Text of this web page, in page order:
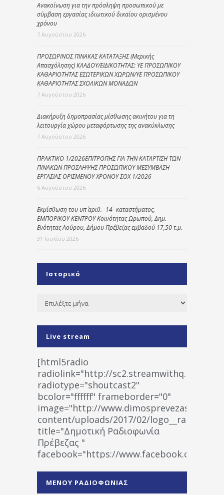
Ανακοίνωση για την πρόσληψη προσωπικού με
σύμβαση εργασίας ιδιωτικού δικαίου ορισμένου
χρόνου
7 Αυγούστου 2026
ΠΡΟΣΩΡΙΝΟΣ ΠΙΝΑΚΑΣ ΚΑΤΑΤΑΞΗΣ (Μερικής
Απασχόλησης) ΚΛΑΔΟΥ/ΕΙΔΙΚΟΤΗΤΑΣ: ΥΕ ΠΡΟΣΩΠΙΚΟΥ
ΚΑΘΑΡΙΟΤΗΤΑΣ ΕΣΩΤΕΡΙΚΩΝ ΧΩΡΩΝ/ΥΕ ΠΡΟΣΩΠΙΚΟΥ
ΚΑΘΑΡΙΟΤΗΤΑΣ ΣΧΟΛΙΚΩΝ ΜΟΝΑΔΩΝ
7 Αυγούστου 2026
Διακήρυξη δημοπρασίας μίσθωσης ακινήτου για τη
λειτουργία χώρου μεταφόρτωσης της ανακύκλωσης
7 Αυγούστου 2026
ΠΡΑΚΤΙΚΟ 1/2026ΕΠΙΤΡΟΠΗΣ ΓΙΑ ΤΗΝ ΚΑΤΑΡΤΙΣΗ ΤΩΝ
ΠΙΝΑΚΩΝ ΠΡΟΣΛΗΨΗΣ ΠΡΟΣΩΠΙΚΟΥ ΜΕΣΥΜΒΑΣΗ
ΕΡΓΑΣΙΑΣ ΟΡΙΣΜΕΝΟΥ ΧΡΟΝΟΥ ΣΟΧ 1/2026
6 Αυγούστου 2026
Εκμίσθωση του υπ΄ αριθ. -14- καταστήματος,
ΕΜΠΟΡΙΚΟΥ ΚΕΝΤΡΟΥ Κοινότητας Ωρωπού, Δημ.
Ενότητας Λούρου, Δήμου Πρέβεζας εμβαδού 17,50 τ.μ.
31 Ιουλίου 2026
Ιστορικό
Ιστορικό
Live stream
[html5radio
radiolink="http://
radiotype="shoutcast2"
bcolor="ffffff" frameborder="0"
image="http://www.dimosprevezas.gr/wp-
content/uploads/2017/02/
title="Δημοτική Ραδιοφωνία
Πρέβεζας "
facebook="https://www.facebook.com/
1531194763766854/" artist="" ]
ΜΕΝΟΥ ΡΑΔΙΟΦΩΝΙΑΣ